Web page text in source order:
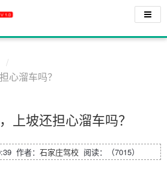
心溜车吗？
上坡还担心溜车吗？
作者： 石家庄驾校 阅读：（7015）